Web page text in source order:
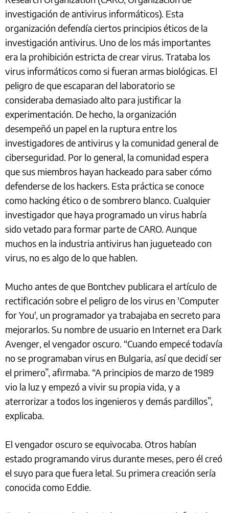
investigación de antivirus informáticos). Esta
organización defendía ciertos principios éticos de la
investigación antivirus. Uno de los más importantes
era la prohibición estricta de crear virus. Trataba los
virus informáticos como si fueran armas biológicas. El
peligro de que escaparan del laboratorio se
consideraba demasiado alto para justificar la
experimentación. De hecho, la organización
desempeñó un papel en la ruptura entre los
investigadores de antivirus y la comunidad general de
ciberseguridad. Por lo general, la comunidad espera
que sus miembros hayan hackeado para saber cómo
defenderse de los hackers. Esta práctica se conoce
como hacking ético o de sombrero blanco. Cualquier
investigador que haya programado un virus habría
sido vetado para formar parte de CARO. Aunque
muchos en la industria antivirus han jugueteado con
virus, no es algo de lo que hablen.
Mucho antes de que Bontchev publicara el artículo de
rectificación sobre el peligro de los virus en 'Computer
for You', un programador ya trabajaba en secreto para
mejorarlos. Su nombre de usuario en Internet era Dark
Avenger, el vengador oscuro. “Cuando empecé todavía
no se programaban virus en Bulgaria, así que decidí ser
el primero”, afirmaba. “A principios de marzo de 1989
vio la luz y empezó a vivir su propia vida, y a
aterrorizar a todos los ingenieros y demás pardillos”,
explicaba.
El vengador oscuro se equivocaba. Otros habían
estado programando virus durante meses, pero él creó
el suyo para que fuera letal. Su primera creación sería
conocida como Eddie.